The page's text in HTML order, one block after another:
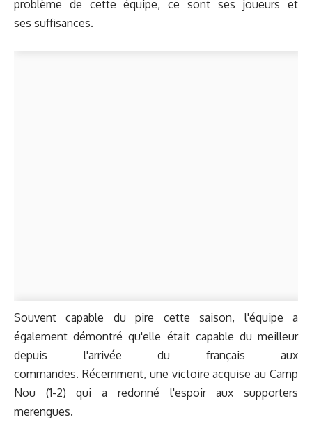
problème de cette équipe, ce sont ses joueurs et
ses suffisances.
Souvent capable du pire cette saison, l'équipe a
également démontré qu'elle était capable du meilleur
depuis l'arrivée du français aux
commandes. Récemment, une victoire acquise au Camp
Nou (1-2) qui a redonné l'espoir aux supporters
merengues.